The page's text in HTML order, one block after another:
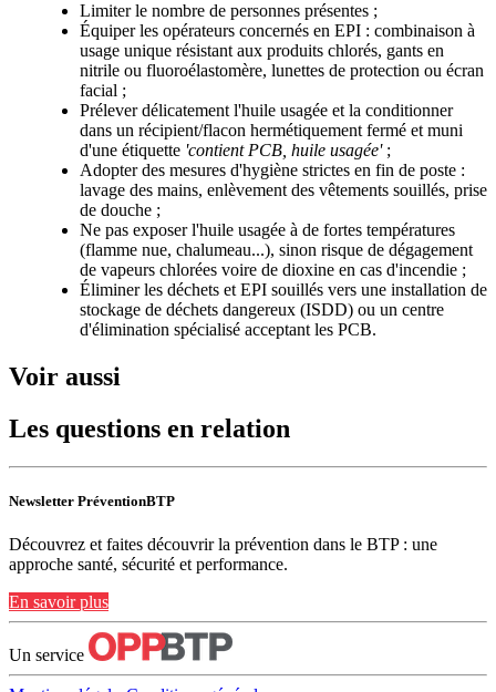
Limiter le nombre de personnes présentes ;
Équiper les opérateurs concernés en EPI : combinaison à
usage unique résistant aux produits chlorés, gants en
nitrile ou fluoroélastomère, lunettes de protection ou écran
facial ;
Prélever délicatement l'huile usagée et la conditionner
dans un récipient/flacon hermétiquement fermé et muni
d'une étiquette 'contient PCB, huile usagée';
Adopter des mesures d'hygiène strictes en fin de poste :
lavage des mains, enlèvement des vêtements souillés, prise
de douche ;
Ne pas exposer l'huile usagée à de fortes températures
(flamme nue, chalumeau...), sinon risque de dégagement
de vapeurs chlorées voire de dioxine en cas d'incendie ;
Éliminer les déchets et EPI souillés vers une installation de
stockage de déchets dangereux (ISDD) ou un centre
d'élimination spécialisé acceptant les PCB.
Voir aussi
Les questions en relation
Newsletter PréventionBTP
Découvrez et faites découvrir la prévention dans le BTP : une
approche santé, sécurité et performance.
En savoir plus
Un service